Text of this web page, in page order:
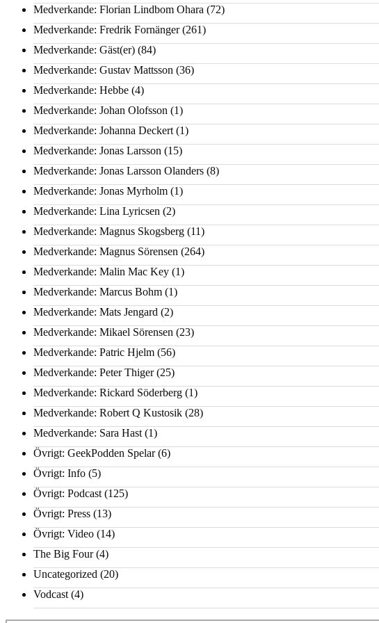
Medverkande: Florian Lindbom Ohara (72)
Medverkande: Fredrik Fornänger(261)
Medverkande: Gäst(er) (84)
Medverkande: Gustav Mattsson (36)
Medverkande: Hebbe (4)
Medverkande: Johan Olofsson (1)
Medverkande: Johanna Deckert (1)
Medverkande: Jonas Larsson (15)
Medverkande: Jonas Larsson Olanders (8)
Medverkande: Jonas Myrholm (1)
Medverkande: Lina Lyricsen (2)
Medverkande: Magnus Skogsberg (11)
Medverkande: Magnus Sörensen (264)
Medverkande: Malin Mac Key (1)
Medverkande: Marcus Bohm (1)
Medverkande: Mats Jengard (2)
Medverkande: Mikael Sörensen (23)
Medverkande: Patric Hjelm (56)
Medverkande: Peter Thiger(25)
Medverkande: Rickard Söderberg (1)
Medverkande: Robert Q Kustosik (28)
Medverkande: Sara Hast (1)
Övrigt: GeekPodden Spelar(6)
Övrigt: Info (5)
Övrigt: Podcast (125)
Övrigt: Press (13)
Övrigt: Video (14)
The Big Four(4)
Uncategorized (20)
Vodcast (4)